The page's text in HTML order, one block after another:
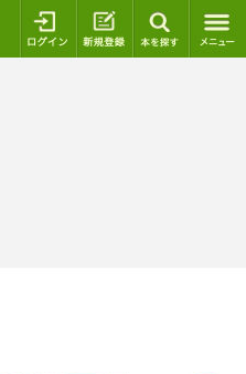
ログイン 新規登録